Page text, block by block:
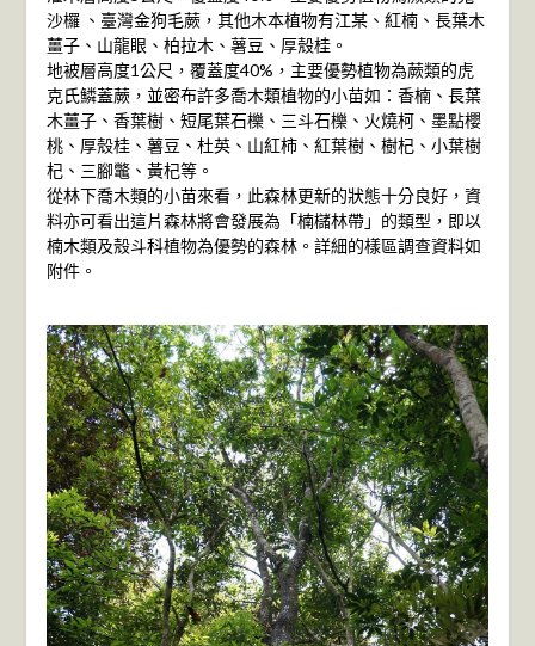
沙欏 、臺灣金狗毛蕨，其他木本植物有江某、紅楠、長葉木
薑子、山龍眼、柏拉木、薯豆、厚殼桂。
地被層高度1公尺，覆蓋度40%，主要優勢植物為蕨類的虎
克氏鱗蓋蕨，並密布許多喬木類植物的小苗如：香楠、長葉
木薑子、香葉樹、短尾葉石櫟、三斗石櫟、火燒柯、墨點櫻
桃、厚殼桂、薯豆、杜英、山紅柿、紅葉樹、樹杞、小葉樹
杞、三腳鼈、黃杞等。
從林下喬木類的小苗來看，此森林更新的狀態十分良好，資
料亦可看出這片森林將會發展為「楠櫧林帶」的類型，即以
楠木類及殼斗科植物為優勢的森林。詳細的樣區調查資料如
附件。